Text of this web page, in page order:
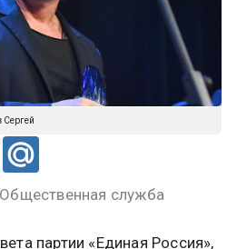
Сергей
служба
партии «Единая Россия»,